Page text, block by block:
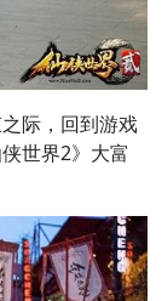
际，回到游戏
世界2》大富